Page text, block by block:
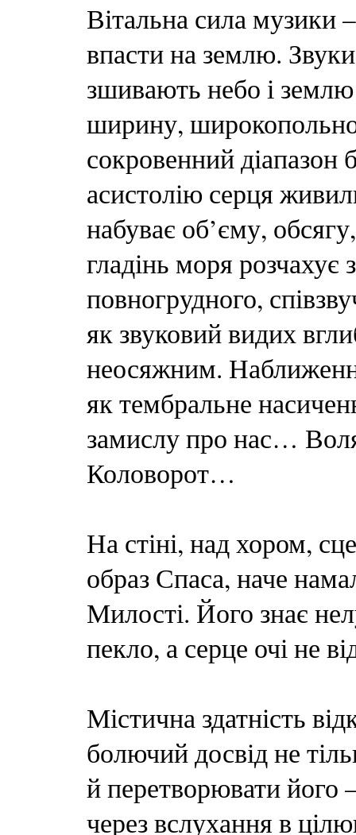
Вітальна сила музики
впасти на землю.
зшивають небо і
ширину,
сокровенний діапазон
асистолію серця
набуває об’єму,
гладінь моря
повногрудного,
як звуковий видих
неосяжним.
як тембральне
замислу про нас…
Коловорот…
На стіні, над хором,
образ Спаса, наче
Милості. Його знає
пекло, а серце очі не
Містична здатність
болючий досвід не
й перетворювати його
через вслухання в